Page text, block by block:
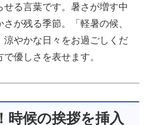
る言葉です。暑さが増す中
が残る季節。「軽暑の候、
涼やかな日々をお過ごしくだ
優しさを表せます。
時候の挨拶を挿入